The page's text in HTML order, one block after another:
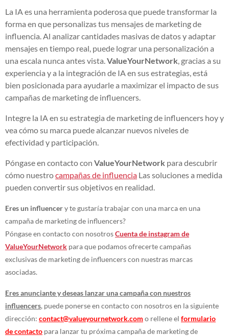
La IA es una herramienta poderosa que puede transformar la
forma en que personalizas tus mensajes de marketing de
influencia. Al analizar cantidades masivas de datos y adaptar
mensajes en tiempo real, puede lograr una personalización a
una escala nunca antes vista. ValueYourNetwork , gracias a su
experiencia y a la integración de IA en sus estrategias, está
bien posicionada para ayudarle a maximizar el impacto de sus
campañas de marketing de influencers.
Integre la IA en su estrategia de marketing de influencers hoy y
vea cómo su marca puede alcanzar nuevos niveles de
efectividad y participación.
Póngase en contacto con ValueYourNetwork para descubrir
cómo nuestrocampañas de influencia Las soluciones a medida
pueden convertir sus objetivos en realidad.
Eres un influencery te gustaría trabajar con una marca en una
campaña de marketing de influencers?
Póngase en contacto con nosotrosCuenta de instagram de
ValueYourNetwork para que podamos ofrecerte campañas
exclusivas de marketing de influencers con nuestras marcas
asociadas.
Eres anunciante y deseas lanzar una campaña con nuestros
influencers, puede ponerse en contacto con nosotros en la siguiente
dirección: contact@valueyournetwork.com o rellene el formulario
de contacto para lanzar tu próxima campaña de marketing de